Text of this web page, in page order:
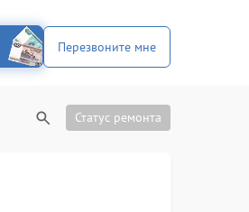
Перезвоните мне
Статус ремонта